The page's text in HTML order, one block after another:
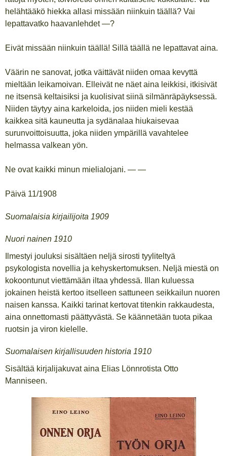
helähtääkö hiekka allasi missään niinkuin täällä? Vai
lepattavatko haavanlehdet —?
Eivät missään niinkuin täällä! Sillä täällä ne lepattavat aina.
Väärin ne sanovat, jotka väittävät niiden omaa kevyttä
mieltään leikamoivan. Elleivät ne näet aina leikkisi, itkisivät
ne itsensä keltaisiksi ja kuolisivat siinä silmänräpäyksessä.
Niiden täytyy aina karkeloida, jos niiden mieli kestää
kaikkea sitä kauneutta ja sydänalaa hiukaisevaa
surunvoittoisuutta, joka niiden ympärillä vavahtelee
helmassa valkean yön.
Ne ovat kaikki minun mielialojani. — —
Päivä 11/1908
Suomalaisia kirjailijoita 1909
Nuori nainen 1910
Ilmestyi jouluksi sisältäen neljä sirosti tyyliteltyä
psykologista novellia ja kehyskertomuksen. Neljä miestä on
kokoontunut viettämään iltaa yhdessä. Illan kuluessa
jokainen heistä kertoo itselleen sattuneen seikkailun nuoren
naisen kanssa. Kaikki tarinat kertovat titenkin rakkaudesta,
aina onnettomasti päättyvästä. Se käännetään tuota pikaa
ruotsin ja viron kielelle.
Suomalaisen kirjallisuuden historia 1910
Sisältää kirjalijakuvat aina Elias Lönnrotista Otto
Manniseen.